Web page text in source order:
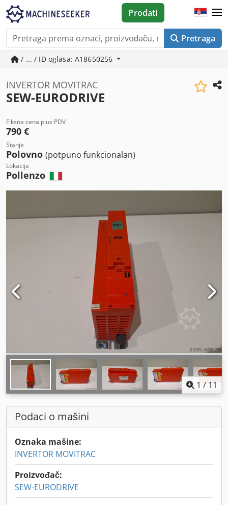
Pretraga
Prodati
/ ... / ID oglasa: A18650256
INVERTOR MOVITRAC
SEW-EURODRIVE
Fiksna cena plus PDV
790 €
Stanje
Polovno (potpuno funkcionalan)
Lokacija
Pollenzo
1 / 11
Podaci o mašini
Oznaka mašine:
INVERTOR MOVITRAC
Proizvođač:
SEW-EURODRIVE